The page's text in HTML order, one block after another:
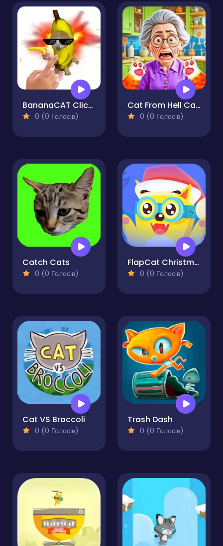
BananaCAT Clicker
0 (0 Голосів)
Cat From Hell Cat Simulator
0 (0 Голосів)
Catch Cats
0 (0 Голосів)
FlapCat Christmas
0 (0 Голосів)
Cat VS Broccoli
0 (0 Голосів)
Trash Dash
0 (0 Голосів)